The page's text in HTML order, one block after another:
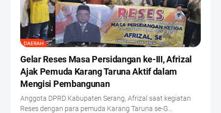
DAERAH
Gelar Reses Masa Persidangan ke-III, Afrizal
Ajak Pemuda Karang Taruna Aktif dalam
Mengisi Pembangunan
Anggota DPRD Kabupaten Serang, Afrizal saat kegiatan
Reses dengan para pemuda Karang Taruna se-G…